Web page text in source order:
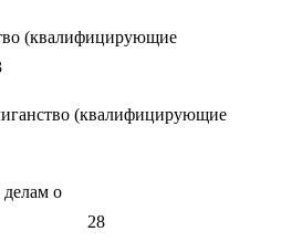
(квалифицирующие
(квалифицирующие
о
28